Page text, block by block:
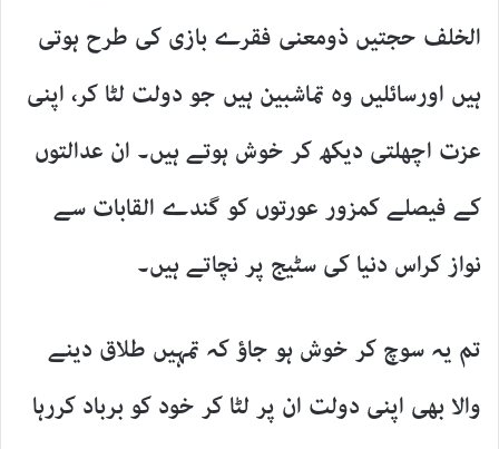
الخلف حجتیں ذومعنی فقرے بازی کی طرح ہوتی
ہیں اورسائلیں وہ تماشبین ہیں جو دولت لٹا کر، اپنی
عزت اچھلتی دیکھ کر خوش ہوتے ہیں۔ ان عدالتوں
کے فیصلے کمزور عورتوں کو گندے القابات سے
نواز کراس دنیا کی سٹیج پر نچاتے ہیں۔
تم یہ سوچ کر خوش ہو جاؤ کہ تمہیں طلاق دینے
والا بھی اپنی دولت ان پر لٹا کر خود کو برباد کررہا